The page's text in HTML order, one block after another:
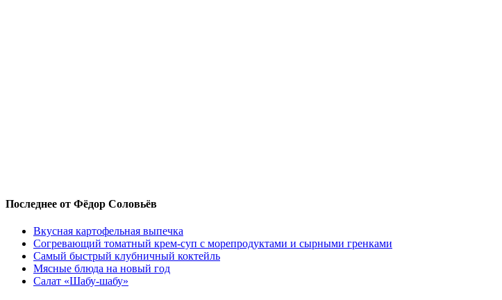
Последнее от Фёдор Соловьёв
Вкусная картофельная выпечка
Согревающий томатный крем-суп с морепродуктами и сырными гренками
Самый быстрый клубничный коктейль
Мясные блюда на новый год
Салат «Шабу-шабу»